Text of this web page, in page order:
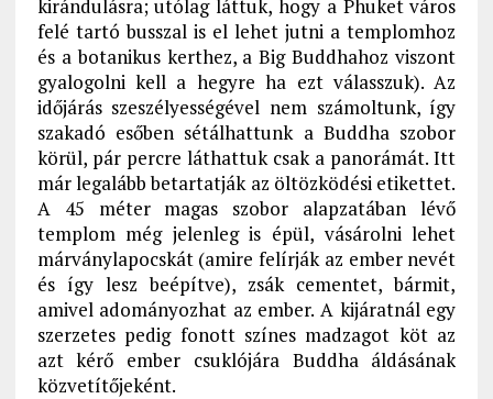
kirándulásra; utólag láttuk, hogy a Phuket város
felé tartó busszal is el lehet jutni a templomhoz
és a botanikus kerthez, a Big Buddhahoz viszont
gyalogolni kell a hegyre ha ezt válasszuk). Az
időjárás szeszélyességével nem számoltunk, így
szakadó esőben sétálhattunk a Buddha szobor
körül, pár percre láthattuk csak a panorámát. Itt
már legalább betartatják az öltözködési etikettet.
A 45 méter magas szobor alapzatában lévő
templom még jelenleg is épül, vásárolni lehet
márványlapocskát (amire felírják az ember nevét
és így lesz beépítve), zsák cementet, bármit,
amivel adományozhat az ember. A kijáratnál egy
szerzetes pedig fonott színes madzagot köt az
azt kérő ember csuklójára Buddha áldásának
közvetítőjeként.